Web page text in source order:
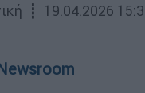
┋ 19.04.2026